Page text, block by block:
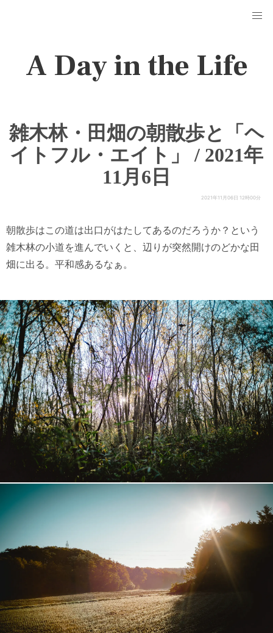
A Day in the Life
雑木林・田畑の朝散歩と「ヘ
イトフル・エイト」 / 2021年
11月6日
2021年11月06日 12時00分
朝散歩はこの道は出口がはたしてあるのだろうか？という
雑木林の小道を進んでいくと、辺りが突然開けのどかな田
畑に出る。平和感あるなぁ。